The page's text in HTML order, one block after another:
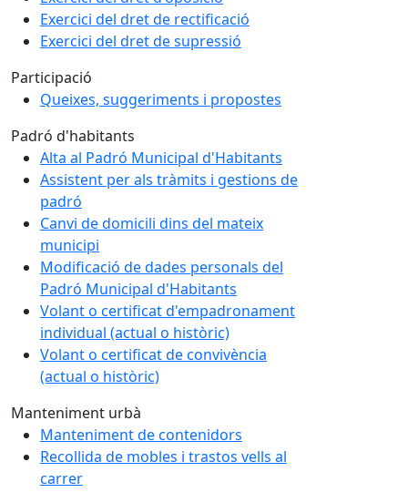
Exercici del dret de rectificació
Exercici del dret de supressió
Participació
Queixes, suggeriments i propostes
Padró d'habitants
Alta al Padró Municipal d'Habitants
Assistent per als tràmits i gestions de
padró
Canvi de domicili dins del mateix
municipi
Modificació de dades personals del
Padró Municipal d'Habitants
Volant o certificat d'empadronament
individual (actual o històric)
Volant o certificat de convivència
(actual o històric)
Manteniment urbà
Manteniment de contenidors
Recollida de mobles i trastos vells al
carrer